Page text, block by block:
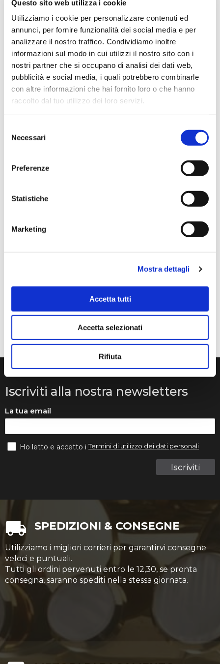
Questo sito web utilizza i cookie
Utilizziamo i cookie per personalizzare contenuti ed
annunci, per fornire funzionalità dei social media e per
analizzare il nostro traffico. Condividiamo inoltre
informazioni sul modo in cui utilizzi il nostro sito con i
nostri partner che si occupano di analisi dei dati web,
pubblicità e social media, i quali potrebbero combinarle
con altre informazioni che hai fornito loro o che hanno
raccolto dal tuo utilizzo dei loro servizi.
delNecessari
Preferenze
Statistiche
Marketing
Mostra dettagli
Accetta tutti
Accetta selezionati
Rifiuta
puntuale e cordiale, spedizione rapida e prodotti
effettivamente disponibili come indicato sul sito, senza
sorprese o ritardi. Servizio affidabile e professionale.
Negozio assolutamente consigliato, acqui..
Ciro Pio Donnarumma
4 mesi fa
★★★★★
Ho acquistato un Selmer Super Action 80 serie I da
Biasin e sono rimasto davvero super soddisfatto. Il sax
imballato e conforme alla descrizione. Il negozio si è
Anna Prokhorova
★★★★★
Volevo raccontarvi la nostra storia. Mia figlia studia con
Mentre suonava, il ponticello si è rotto e questo ci ha
messo in grossi guai..
Iscriviti alla nostra newsletters
La tua email
Iscriviti
Ho letto e accetto iTermini di utilizzo dei dati personali
SPEDIZIONI & CONSEGNE
Utilizziamo i migliori corrieri per garantirvi consegne
veloci e puntuali.
Tutti gli ordini pervenuti entro le 12,30, se pronta
consegna, saranno spediti nella stessa giornata.